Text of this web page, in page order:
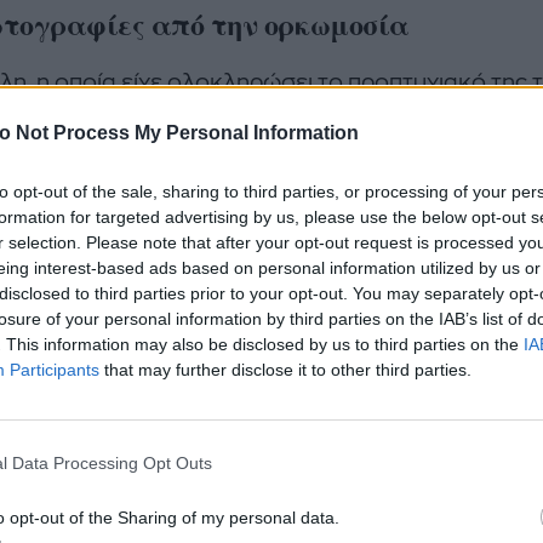
Not Process My Personal Information
opt-out of the sale, sharing to third parties, or processing of your
for targeted advertising by us, please use the below opt-out
selection. Please note that after your opt-out request is processed
interest-based ads based on personal information utilized by us
to third parties prior to your opt-out. You may separately
of your personal information by third parties on the IAB’s list of
This information may also be disclosed by us to third parties on the
Participants that may further disclose it to other third parties.
Data Processing Opt Outs
opt-out of the Sharing of my personal data.
από την ορκωμοσία
η οποία είχε ολοκληρώσει το προπτυχιακό της
μεγαλούπολη για να εξειδικευτεί στον
Η ημέρα της ορκωμοσίας της ήταν
χαμόγελα και υπερηφάνεια. Φορώντας την
ακαδημαϊκή τήβεννο και το χαρακτηριστικό
η νεαρή οικονομολόγος πόζαρε
φακό, όπως είδαμε από τα στιγμιότυπα που
στο Instagram της.